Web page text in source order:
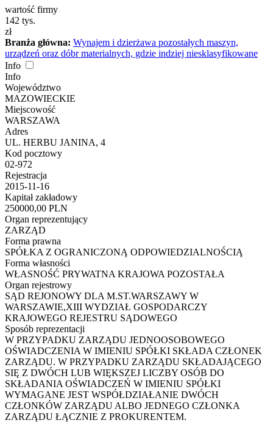
wartość firmy
142 tys.
zł
Branża główna: Wynajem i dzierżawa pozostałych maszyn,
urządzeń oraz dóbr materialnych, gdzie indziej niesklasyfikowane
Info
Info
Województwo
MAZOWIECKIE
Miejscowość
WARSZAWA
Adres
UL. HERBU JANINA, 4
Kod pocztowy
02-972
Rejestracja
2015-11-16
Kapitał zakładowy
250000,00 PLN
Organ reprezentujący
ZARZĄD
Forma prawna
SPÓŁKA Z OGRANICZONĄ ODPOWIEDZIALNOŚCIĄ
Forma własności
WŁASNOŚĆ PRYWATNA KRAJOWA POZOSTAŁA
Organ rejestrowy
SĄD REJONOWY DLA M.ST.WARSZAWY W
WARSZAWIE,XIII WYDZIAŁ GOSPODARCZY
KRAJOWEGO REJESTRU SĄDOWEGO
Sposób reprezentacji
W PRZYPADKU ZARZĄDU JEDNOOSOBOWEGO
OŚWIADCZENIA W IMIENIU SPÓŁKI SKŁADA CZŁONEK
ZARZĄDU. W PRZYPADKU ZARZĄDU SKŁADAJĄCEGO
SIĘ Z DWÓCH LUB WIĘKSZEJ LICZBY OSÓB DO
SKŁADANIA OŚWIADCZEŃ W IMIENIU SPÓŁKI
WYMAGANE JEST WSPÓŁDZIAŁANIE DWÓCH
CZŁONKÓW ZARZĄDU ALBO JEDNEGO CZŁONKA
ZARZĄDU ŁĄCZNIE Z PROKURENTEM.